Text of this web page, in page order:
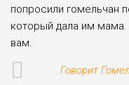
попросили гомельчан
который дала им мама.
вам.
Говорит